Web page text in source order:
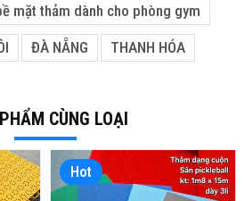
mặt thảm dành cho phòng gym
ĐÀ NẴNG THANH HÓA
CÙNG LOẠI
Hot